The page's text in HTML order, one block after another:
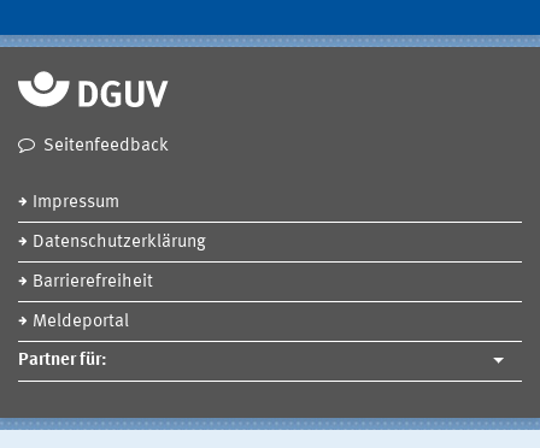
Seitenfeedback
Impressum
Datenschutzerklärung
Barrierefreiheit
Meldeportal
Partner für: